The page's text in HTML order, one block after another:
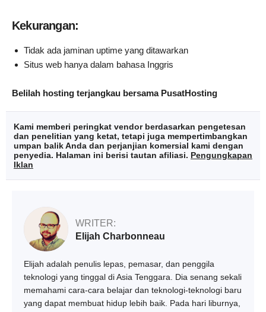
Kekurangan:
Tidak ada jaminan uptime yang ditawarkan
Situs web hanya dalam bahasa Inggris
Belilah hosting terjangkau bersama PusatHosting
Kami memberi peringkat vendor berdasarkan pengetesan
dan penelitian yang ketat, tetapi juga mempertimbangkan
umpan balik Anda dan perjanjian komersial kami dengan
penyedia. Halaman ini berisi tautan afiliasi. Pengungkapan
Iklan
WRITER:
Elijah Charbonneau
Elijah adalah penulis lepas, pemasar, dan penggila
teknologi yang tinggal di Asia Tenggara. Dia senang sekali
memahami cara-cara belajar dan teknologi-teknologi baru
yang dapat membuat hidup lebih baik. Pada hari liburnya,